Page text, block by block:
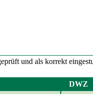
DWZ